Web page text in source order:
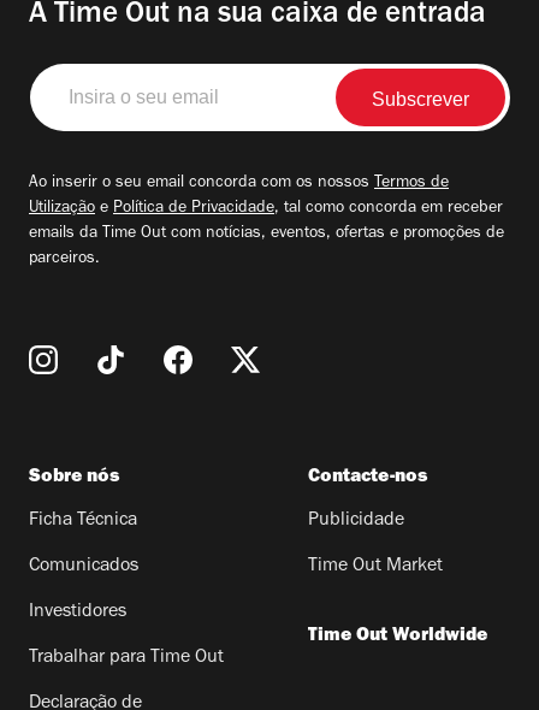
A Time Out na sua caixa de entrada
Insira
o
seu
Ao inserir o seu email concorda com os nossos Termos de
Utilização e Política de Privacidade, tal como concorda em receber
emails da Time Out com notícias, eventos, ofertas e promoções de
parceiros.
Sobre nós
Ficha Técnica
Comunicados
Investidores
Trabalhar para Time Out
Declaração de
Contacte-nos
Publicidade
Time Out Market
Time Out Worldwide